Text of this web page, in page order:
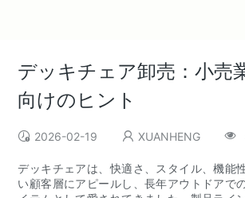
デッキチェア卸売：小売
向けのヒント
2026-02-19 XUANHENG
デッキチェアは、快適さ、スタイル、機能
い顧客層にアピールし、長年アウトドアで